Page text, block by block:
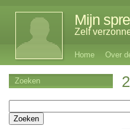
Mijn
Zelf
Home Over
Zoeken